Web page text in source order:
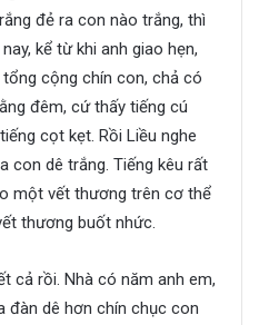
đẻ ra con nào trắng, thì
kể từ khi anh giao hẹn,
cộng chín con, chả có
đêm, cứ thấy tiếng cú
cọt kẹt. Rồi Liều nghe
con dê trắng. Tiếng kêu rất
một vết thương trên cơ thể
thương buốt nhức.
cả rồi. Nhà có năm anh em,
đàn dê hơn chín chục con